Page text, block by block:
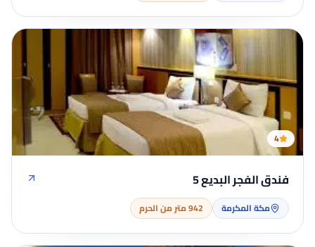
4
فندق الفجر البديع 5
مكة المكرمة 942 متر من الحرم